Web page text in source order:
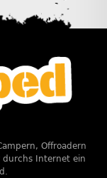
Offroadern
durchs Internet ein